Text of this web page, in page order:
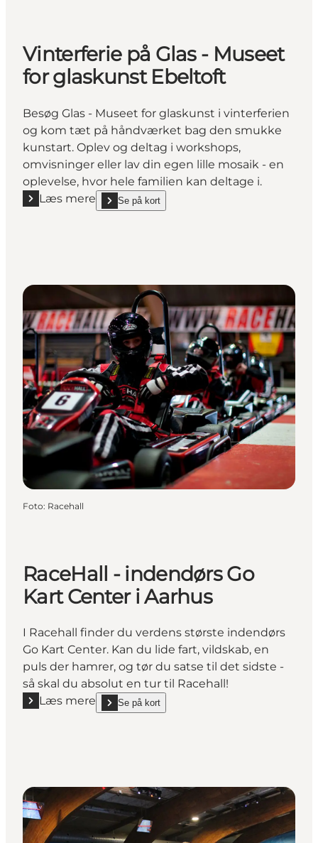
Vinterferie på Glas - Museet
for glaskunst Ebeltoft
Besøg Glas - Museet for glaskunst i vinterferien
og kom tæt på håndværket bag den smukke
kunstart. Oplev og deltag i workshops,
omvisninger eller lav din egen lille mosaik - en
oplevelse, hvor hele familien kan deltage i.
Læs mere
Læs mere "Vinterferie på Glas - Museet for
Se på kort
show Vinterferie på Glas - Museet for glaskunst
Foto: Racehall
RaceHall - indendørs Go
Kart Center i Aarhus
I Racehall finder du verdens største indendørs
Go Kart Center. Kan du lide fart, vildskab, en
puls der hamrer, og tør du satse til det sidste -
så skal du absolut en tur til Racehall!
Læs mere
Læs mere "RaceHall - indendørs Go Kart Center i
Se på kort